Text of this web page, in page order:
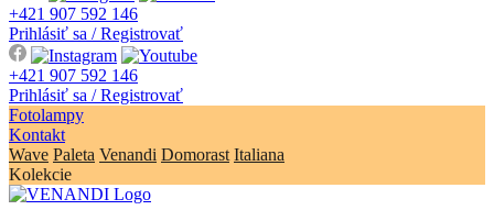
+421 907 592 146
Prihlásiť sa / Registrovať
+421 907 592 146
Prihlásiť sa / Registrovať
Fotolampy
Kontakt
Wave Paleta Venandi Domorast Italiana
Kolekcie